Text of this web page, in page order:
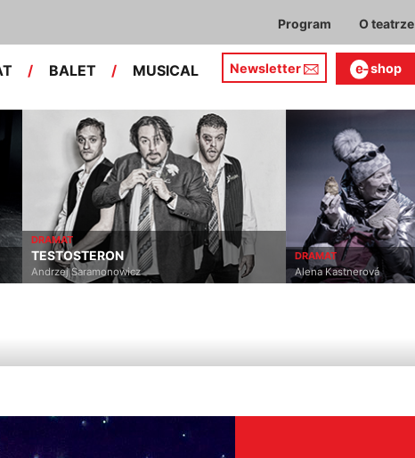
Program O teatrze
/ BALET / MUSICAL Newsletter shop
DRAMAT
TESTOSTERON
Andrzej Saramonowicz
DRAMAT
Alena Kastnerová